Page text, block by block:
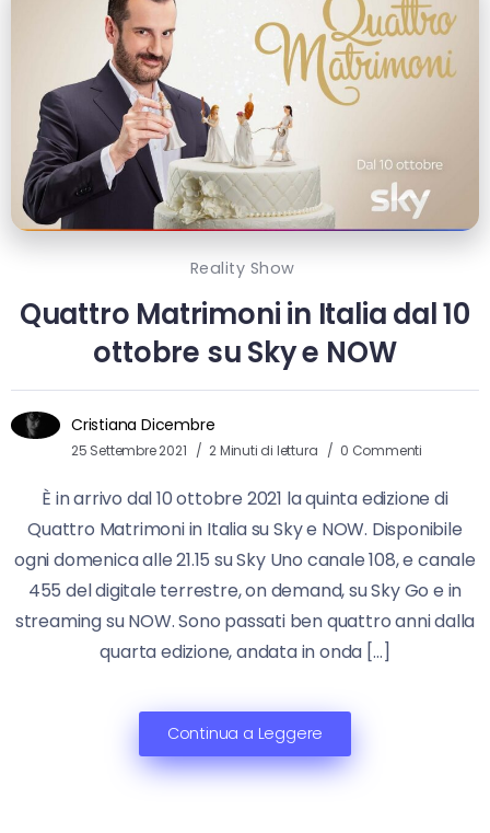
Reality Show
Quattro Matrimoni in Italia dal 10
ottobre su Sky e NOW
Cristiana Dicembre
25 Settembre 2021 2 Minuti di lettura 0 Commenti
È in arrivo dal 10 ottobre 2021 la quinta edizione di
Quattro Matrimoni in Italia su Sky e NOW. Disponibile
ogni domenica alle 21.15 su Sky Uno canale 108, e canale
455 del digitale terrestre, on demand, su Sky Go e in
streaming su NOW. Sono passati ben quattro anni dalla
quarta edizione, andata in onda […]
Continua a Leggere